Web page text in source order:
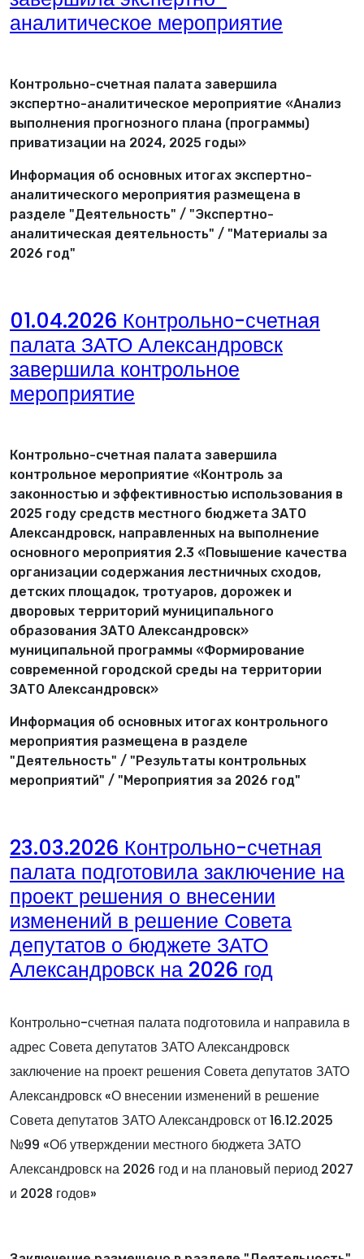
аналитическое мероприятие
Контрольно-счетная палата завершила
экспертно-аналитическое мероприятие «Анализ
выполнения прогнозного плана (программы)
приватизации на 2024, 2025 годы»
Информация об основных итогах экспертно-
аналитического мероприятия размещена в
разделе "Деятельность" / "Экспертно-
аналитическая деятельность" / "Материалы за
2026 год"
01.04.2026 Контрольно-счетная
палата ЗАТО Александровск
завершила контрольное
мероприятие
Контрольно-счетная палата завершила
контрольное мероприятие «Контроль за
законностью и эффективностью использования в
2025 году средств местного бюджета ЗАТО
Александровск, направленных на выполнение
основного мероприятия 2.3 «Повышение качества
организации содержания лестничных сходов,
детских площадок, тротуаров, дорожек и
дворовых территорий муниципального
образования ЗАТО Александровск»
муниципальной программы «Формирование
современной городской среды на территории
ЗАТО Александровск»
Информация об основных итогах контрольного
мероприятия размещена в разделе
"Деятельность" / "Результаты контрольных
мероприятий" / "Мероприятия за 2026 год"
23.03.2026 Контрольно-счетная
палата подготовила заключение на
проект решения о внесении
изменений в решение Совета
депутатов о бюджете ЗАТО
Александровск на 2026 год
Контрольно-счетная палата подготовила и направила в
адрес Совета депутатов ЗАТО Александровск
заключение на проект решения Совета депутатов ЗАТО
Александровск «О внесении изменений в решение
Совета депутатов ЗАТО Александровск от 16.12.2025
№99 «Об утверждении местного бюджета ЗАТО
Александровск на 2026 год и на плановый период 2027
и 2028 годов»